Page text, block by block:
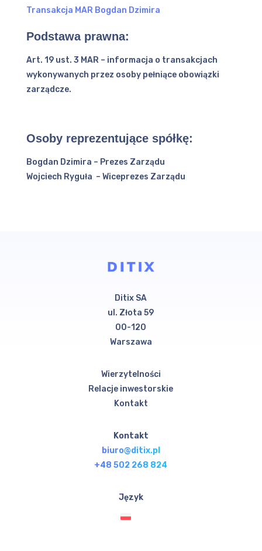
Transakcja MAR Bogdan Dzimira
Podstawa prawna:
Art. 19 ust. 3 MAR – informacja o transakcjach
wykonywanych przez osoby pełniące obowiązki
zarządcze.
Osoby reprezentujące spółkę:
Bogdan Dzimira – Prezes Zarządu
Wojciech Ryguła – Wiceprezes Zarządu
Ditix SA
ul. Złota 59
00-120
Warszawa
Wierzytelności
Relacje inwestorskie
Kontakt
Kontakt
biuro@ditix.pl
+48 502 268 824
Język